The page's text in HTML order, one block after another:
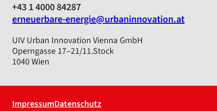
+43 1 4000 84287
erneuerbare-energie@urbaninnovation.at
UIV Urban Innovation Vienna GmbH
Operngasse 17–21/11.Stock
1040 Wien
ImpressumDatenschutz